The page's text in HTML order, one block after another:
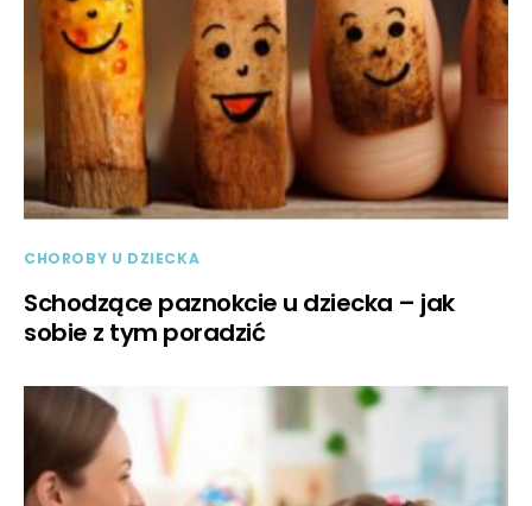
CHOROBY U DZIECKA
Schodzące paznokcie u dziecka – jak
sobie z tym poradzić